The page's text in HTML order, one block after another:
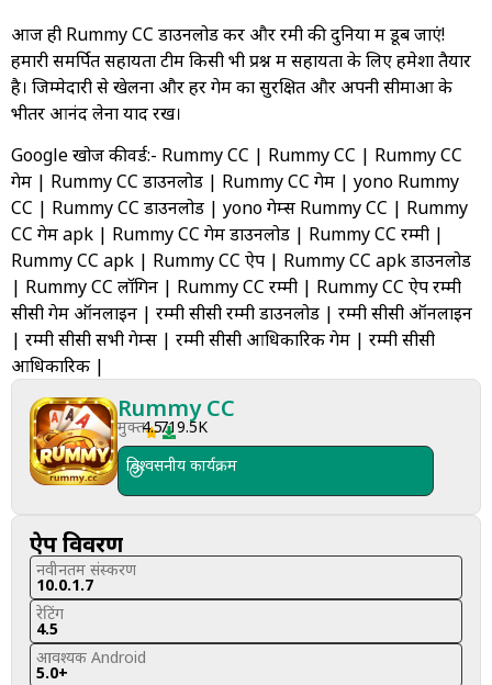
Rummy CC
मुक्त4.5719.5K
विश्वसनीय कार्यक्रम
आज ही Rummy CC डाउनलोड करें और रमी की दुनिया में डूब जाएं!
हमारी समर्पित सहायता टीम किसी भी प्रश्न में सहायता के लिए हमेशा तैयार
है। जिम्मेदारी से खेलना और हर गेम का सुरक्षित और अपनी सीमाओं के
भीतर आनंद लेना याद रखें।
Google खोज कीवर्ड:- Rummy CC | Rummy CC | Rummy CC
गेम | Rummy CC डाउनलोड | Rummy CC गेम | yono Rummy
CC | Rummy CC डाउनलोड | yono गेम्स Rummy CC | Rummy
CC गेम apk | Rummy CC गेम डाउनलोड | Rummy CC रम्मी |
Rummy CC apk | Rummy CC ऐप | Rummy CC apk डाउनलोड
| Rummy CC लॉगिन | Rummy CC रम्मी | Rummy CC ऐप रम्मी
सीसी गेम ऑनलाइन | रम्मी सीसी रम्मी डाउनलोड | रम्मी सीसी ऑनलाइन
| रम्मी सीसी सभी गेम्स | रम्मी सीसी आधिकारिक गेम | रम्मी सीसी
आधिकारिक |
ऐप विवरण
नवीनतम संस्करण
10.0.1.7
रेटिंग
4.5
आवश्यक Android
5.0+